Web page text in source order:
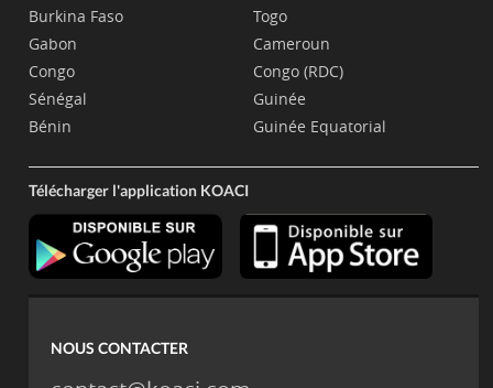
Burkina Faso
Gabon
Congo
Sénégal
Bénin
Togo
Cameroun
Congo (RDC)
Guinée
Guinée Equatorial
Télécharger l'application KOACI
NOUS CONTACTER